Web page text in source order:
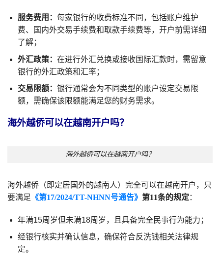
服务费用： 每家银行的收费标准不同，包括账户维护
费、国内外交易手续费和取款手续费等，开户前需详细
了解；
外汇政策： 在进行外汇兑换或接收国际汇款时，需留意
银行的外汇政策和汇率；
交易限额： 银行通常会为不同类型的账户设定交易限
额，需确保该限额能满足您的财务需求。
海外越侨可以在越南开户吗？
海外越侨可以在越南开户吗？
海外越侨（即定居国外的越南人）完全可以在越南开户，只
要满足 《第17/2024/TT-NHNN号通告》 第11条的规定：
年满15周岁但未满18周岁，且具备完全民事行为能力；
经银行核实并确认信息，确保符合反洗钱相关法律规
定。